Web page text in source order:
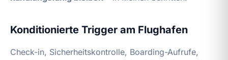
Konditionierte Trigger am Flughafen
Check-in, Sicherheitskontrolle, Boarding-Aufrufe,